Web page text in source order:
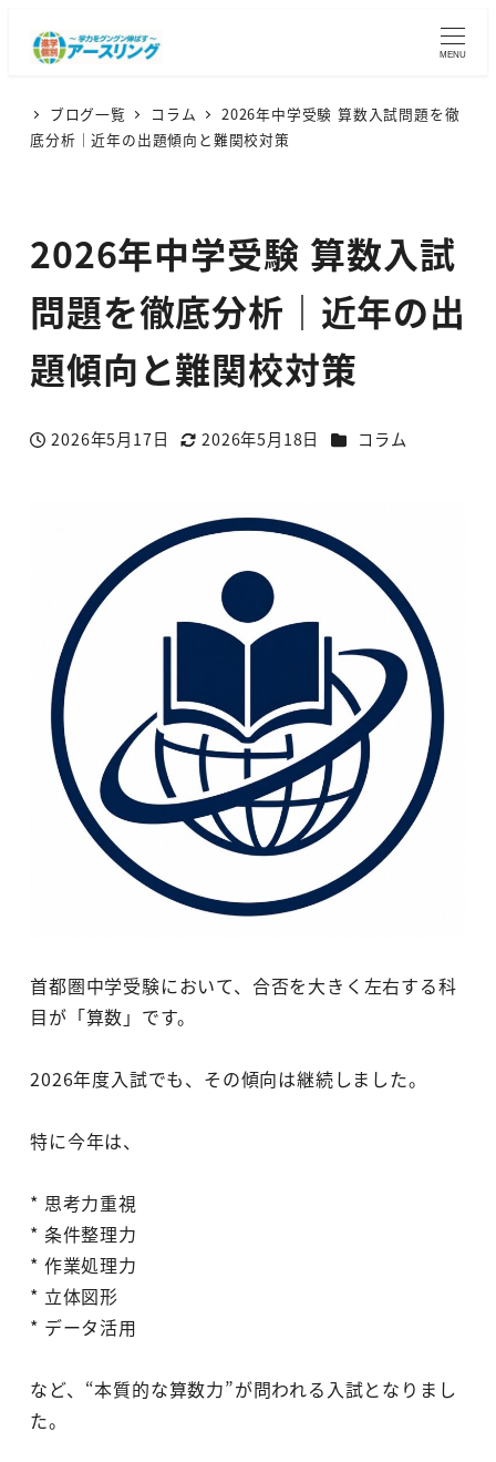
MENU
ブログ一覧 コラム
2026年中学受験 算数入試問題を徹
底分析｜近年の出題傾向と難関校対策
2026年中学受験 算数入試
問題を徹底分析｜近年の出
題傾向と難関校対策
投稿日
2026年5月17日
更新日
2026年5月18日 カテゴリー
コラム
首都圏中学受験において、合否を大きく左右する科
目が「算数」です。
2026年度入試でも、その傾向は継続しました。
特に今年は、
* 思考力重視
* 条件整理力
* 作業処理力
* 立体図形
* データ活用
など、“本質的な算数力”が問われる入試となりまし
た。